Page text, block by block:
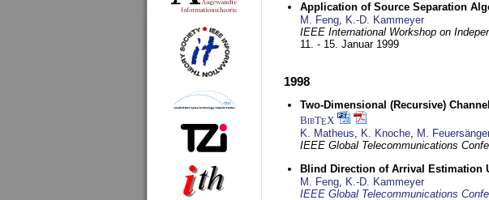
Application of Source Separation
M. Feng, K.-D. Kammeyer
IEEE International Workshop on
11. - 15. Januar 1999
1998
Two-Dimensional (Recursive)
BibTEX
K. Matheus, K. Knoche, M. Feuersänger
IEEE Global Telecommunications
Blind Direction of Arrival Estimation
M. Feng, K.-D. Kammeyer
IEEE Global Telecommunications